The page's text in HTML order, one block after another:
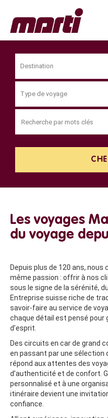
Destination
Type de voyage
Les voyages
du voyage
Depuis plus de 120 ans, nous
même passion : offrir à nos
sous le signe de la sérénité,
Entreprise suisse riche de
savoir-faire au service de
chaque détail est pensé
d’esprit.
Des circuits en car de grand
en passant par une sélection
répond aux attentes des
d’authenticité et de confort.
personnalisé et à une
itinéraire devient une
confiance.